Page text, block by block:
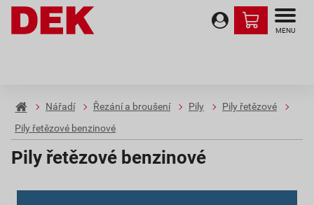
MENU
Nářadí Řezání a broušení Pily
Pily řetězové
Pily řetězové benzinové
Pily řetězové benzinové